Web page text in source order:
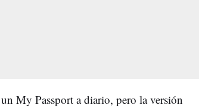
My Passport a diario, pero la versión